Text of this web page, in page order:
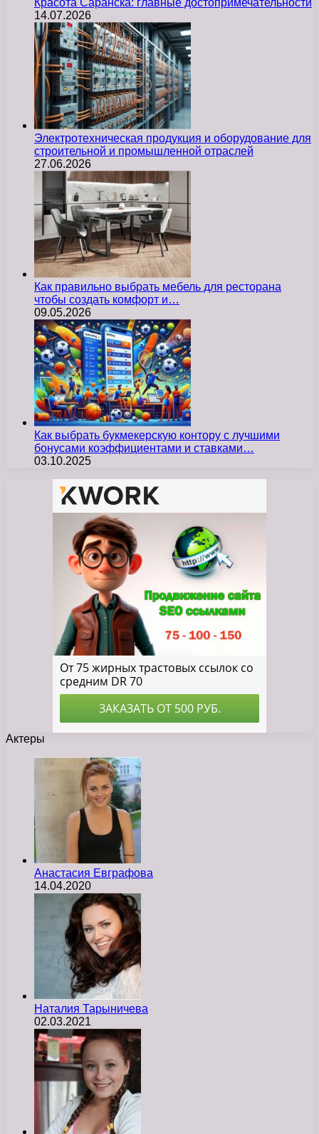
14.07.2026
Электротехническая продукция и оборудование для
строительной и промышленной отраслей
27.06.2026
Как правильно выбрать мебель для ресторана
чтобы создать комфорт и…
09.05.2026
Как выбрать букмекерскую контору с лучшими
бонусами коэффициентами и ставками…
03.10.2025
Актеры
Анастасия Евграфова
14.04.2020
Наталия Тарыничева
02.03.2021